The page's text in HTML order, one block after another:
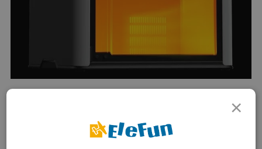
Med en printvolumen på 350 × 320 × 325 mm giver H2D
×